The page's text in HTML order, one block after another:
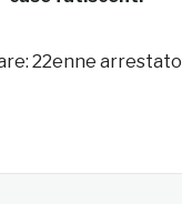
22enne arrestato